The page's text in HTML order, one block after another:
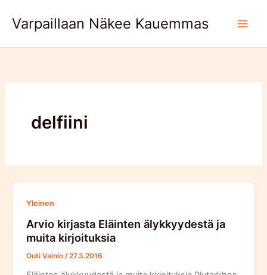
Varpaillaan Näkee Kauemmas
delfiini
Yleinen
Arvio kirjasta Eläinten älykkyydestä ja
muita kirjoituksia
Outi Vainio /27.3.2016